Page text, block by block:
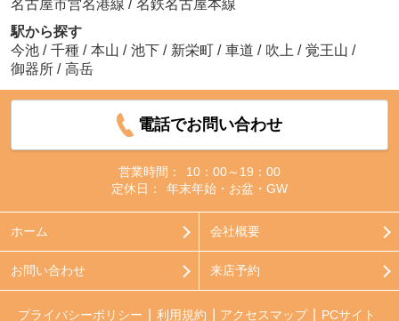
名古屋市営名港線 / 名鉄名古屋本線
駅から探す
今池 / 千種 / 本山 / 池下 / 新栄町 / 車道 / 吹上 / 覚王山 /
御器所 / 高岳
電話でお問い合わせ
営業時間：
10：00～19：00
定休日：
年末年始・お盆・GW
ホーム 会社概要
お問い合わせ 来店予約
プライバシーポリシー 利用規約 アクセスマップ
PCサイト